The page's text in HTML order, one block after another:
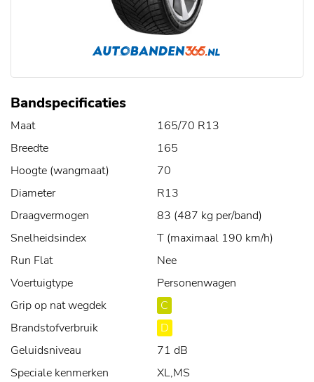
Bandspecificaties
Maat
165/70 R13
Breedte
165
Hoogte (wangmaat)
70
Diameter
R13
Draagvermogen
83 (487 kg per/band)
Snelheidsindex
T (maximaal 190 km/h)
Run Flat
Nee
Voertuigtype
Personenwagen
Grip op nat wegdek
C
Brandstofverbruik
D
Geluidsniveau
71 dB
Speciale kenmerken
XL,MS